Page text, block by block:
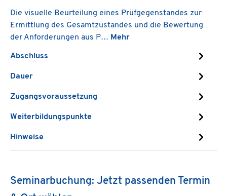
Die visuelle Beurteilung eines Prüfgegenstandes zur
Ermittlung des Gesamtzustandes und die Bewertung
der Anforderungen aus P… Mehr
Abschluss
Dauer
Zugangsvoraussetzung
Weiterbildungspunkte
Hinweise
Seminarbuchung: Jetzt passenden Termin